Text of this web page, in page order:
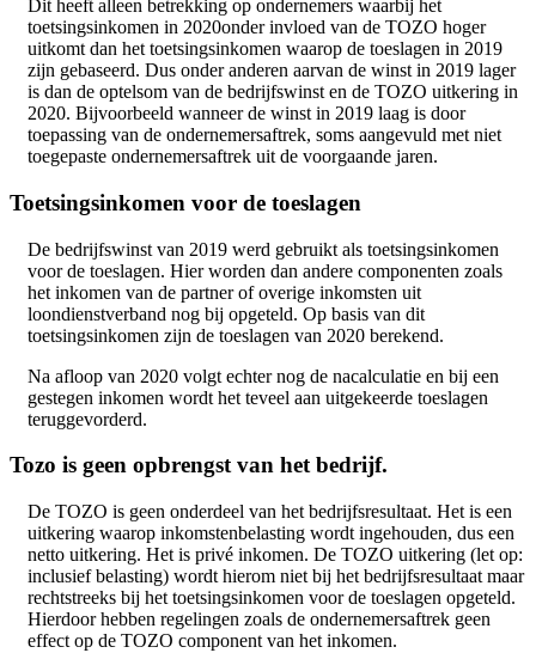
Dit heeft alleen betrekking op ondernemers waarbij het
toetsingsinkomen in 2020onder invloed van de TOZO hoger
uitkomt dan het toetsingsinkomen waarop de toeslagen in 2019
zijn gebaseerd. Dus onder anderen aarvan de winst in 2019 lager
is dan de optelsom van de bedrijfswinst en de TOZO uitkering in
2020. Bijvoorbeeld wanneer de winst in 2019 laag is door
toepassing van de ondernemersaftrek, soms aangevuld met niet
toegepaste ondernemersaftrek uit de voorgaande jaren.
Toetsingsinkomen voor de toeslagen
De bedrijfswinst van 2019 werd gebruikt als toetsingsinkomen
voor de toeslagen. Hier worden dan andere componenten zoals
het inkomen van de partner of overige inkomsten uit
loondienstverband nog bij opgeteld. Op basis van dit
toetsingsinkomen zijn de toeslagen van 2020 berekend.
Na afloop van 2020 volgt echter nog de nacalculatie en bij een
gestegen inkomen wordt het teveel aan uitgekeerde toeslagen
teruggevorderd.
Tozo is geen opbrengst van het bedrijf.
De TOZO is geen onderdeel van het bedrijfsresultaat. Het is een
uitkering waarop inkomstenbelasting wordt ingehouden, dus een
netto uitkering. Het is privé inkomen. De TOZO uitkering (let op:
inclusief belasting) wordt hierom niet bij het bedrijfsresultaat maar
rechtstreeks bij het toetsingsinkomen voor de toeslagen opgeteld.
Hierdoor hebben regelingen zoals de ondernemersaftrek geen
effect op de TOZO component van het inkomen.